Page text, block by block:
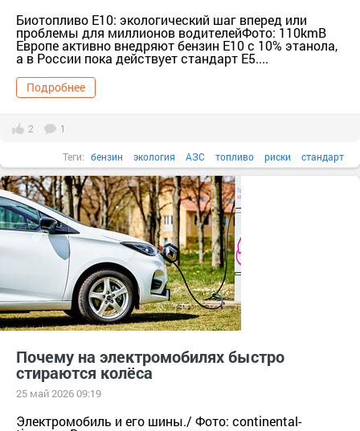
Биотопливо Е10: экологический шаг вперед или
проблемы для миллионов водителейФото: 110kmВ
Европе активно внедряют бензин Е10 с 10% этанола,
а в России пока действует стандарт Е5....
Подробнее
2 1
Теги: бензин экология АЗС топливо риски стандарт
Топливо Е10
Почему на электромобилях быстро
стираются колёса
25 май 2026 09:19
Электромобиль и его шины./ Фото: continental-